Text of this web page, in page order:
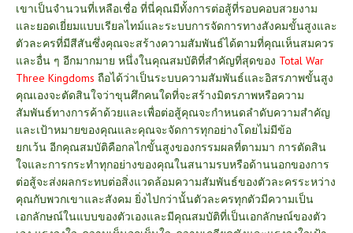
เขาเป็นจำนวนที่เหลือเชื่อ ที่นี่คุณมีทั้งการต่อสู้ที่รอบคอบสวยงาม
และยอดเยี่ยมแบบเรียลไทม์และระบบการจัดการทางสังคมขั้นสูงและ
ตัวละครที่มีสีสันซึ่งคุณจะสร้างความสัมพันธ์ได้ตามที่คุณเห็นสมควร
และอื่น ๆ อีกมากมาย หนึ่งในคุณสมบัติที่สำคัญที่สุดของ Total War
Three Kingdoms ถือได้ว่าเป็นระบบความสัมพันธ์และอิสรภาพขั้นสูง
คุณเองจะตัดสินใจว่าขุนศึกคนใดที่จะสร้างมิตรภาพหรือความ
สัมพันธ์ทางการค้าด้วยและเพื่อต่อสู้คุณจะกำหนดลำดับความสำคัญ
และเป้าหมายของคุณและคุณจะจัดการทุกอย่างโดยไม่มีข้อ
ยกเว้น อีกคุณสมบัติคือกลไกขั้นสูงของกรรมผลที่ตามมา การตัดสิน
ใจและการกระทำทุกอย่างของคุณในสนามรบหรือด้านนอกของการ
ต่อสู้จะส่งผลกระทบต่อสิ่งแวดล้อมความสัมพันธ์ของตัวละครระหว่าง
คุณกับพวกเขาและสังคม ยิ่งไปกว่านั้นตัวละครทุกตัวมีความเป็น
เอกลักษณ์ในแบบของตัวเองและมีคุณสมบัติที่เป็นเอกลักษณ์ของตัว